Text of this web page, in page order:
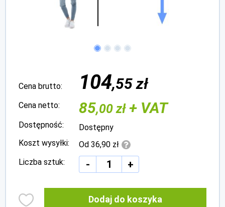
Cena brutto: 104,55 zł
Cena netto: 85,00 zł+ VAT
Dostępność:
Dostępny
Koszt wysyłki:
Od 36,90 zł
Liczba sztuk:
- +
Dodaj do koszyka